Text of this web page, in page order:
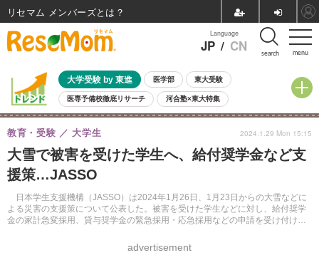
menu
Language
JP / CN search
大学受験 by 東進 医学部 東大受験
医専予備校徹底リサーチ 河合塾×東大特集
親子で考える大学選び 高校受験 中学受験 小学校受験
共通テスト 夏休み
8月開催イベント・WS 全国公立高校 過去問 人気記事
自由研究教材（小学生向け）
大雪で被害を受けた学生へ、給付奨学金など支
援策…JASSO
日本学生支援機構（JASSO）は2024年1月26日、1月23日からの大雪などに
よる災害の支援策について公表した。被害を受けた学生などに対し、給付奨学
金の家計急変採用、貸与奨学金の緊急採用・応急採用などの申請を受け付け
教育・受験 大学生
advertisement
2024.1.29 Mon 15:15
リセマム メンバーズ